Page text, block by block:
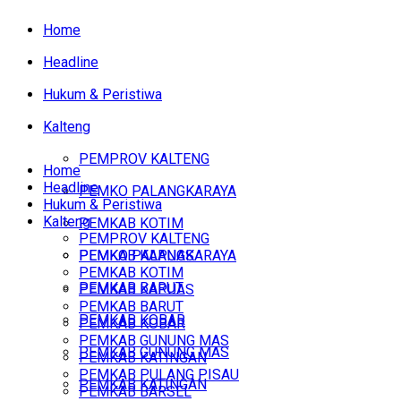
Home
Headline
Hukum & Peristiwa
Kalteng
PEMPROV KALTENG
PEMKO PALANGKARAYA
PEMKAB KOTIM
PEMKAB KAPUAS
PEMKAB BARUT
PEMKAB KOBAR
PEMKAB GUNUNG MAS
PEMKAB KATINGAN
Home
Headline
Hukum & Peristiwa
Kalteng
PEMPROV KALTENG
PEMKO PALANGKARAYA
PEMKAB KOTIM
PEMKAB KAPUAS
PEMKAB BARUT
PEMKAB KOBAR
PEMKAB GUNUNG MAS
PEMKAB KATINGAN
PEMKAB PULANG PISAU
PEMKAB BARSEL